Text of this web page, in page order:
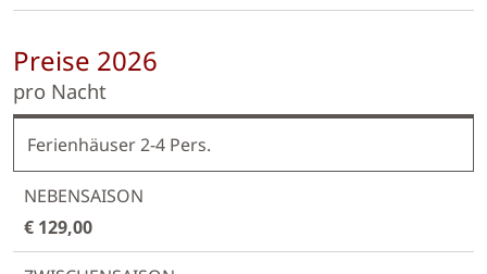
Preise 2026
pro Nacht
Ferienhäuser 2-4 Pers.
€ 129,00